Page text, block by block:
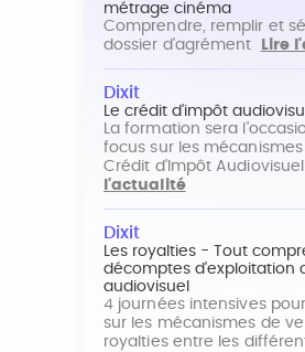
métrage cinéma
Comprendre, remplir et
dossier d'agrément
Lire
Dixit
Le crédit d'impôt
La formation sera
focus sur les
Crédit d'Impôt
l'actualité
Dixit
Les royalties - Tout
décomptes d'exploitation
audiovisuel
4 journées intensives
sur les mécanismes de
royalties entre les